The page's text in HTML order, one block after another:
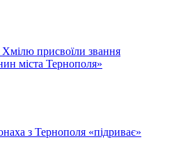
присвоїли звання
міста Тернополя»
з Тернополя «підриває»